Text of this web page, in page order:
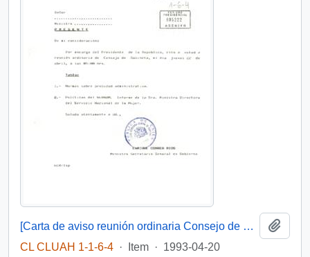
[Carta de aviso reunión ordinaria Consejo de Gabinete y Acta Consejo de Gabinete 20-04-93]
CL CLUAH 1-1-6-4 · Item · 1993-04-20